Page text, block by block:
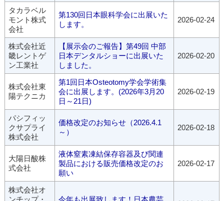
タカラベル
モント株式
会社
第130回日本眼科学会に出展いた
します。
2026-02-24
株式会社近
畿レントゲ
ン工業社
【展示会のご報告】第49回 中部
日本デンタルショーに出展いた
しました。
2026-02-20
株式会社東
陽テクニカ
第1回日本Osteotomy学会学術集
会に出展します。(2026年3月20
日～21日)
2026-02-19
パシフィッ
クサプライ
株式会社
価格改定のお知らせ（2026.4.1
～）
2026-02-18
大陽日酸株
式会社
液体窒素凍結保存容器及び関連
製品における販売価格改定のお
願い
2026-02-17
株式会社オ
ンチップ・
今年も出展致します！日本農芸